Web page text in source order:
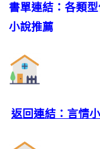
書單連結：各類
小說推薦
返回連結：言情